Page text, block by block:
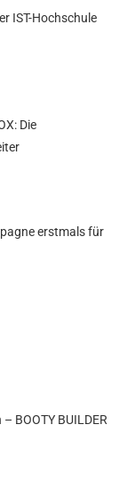
IST-Hochschule
Die
erstmals für
BOOTY BUILDER